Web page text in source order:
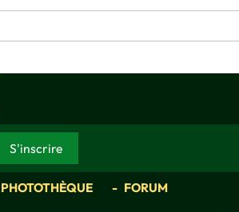
PHOTOTHÈQUE FORUM